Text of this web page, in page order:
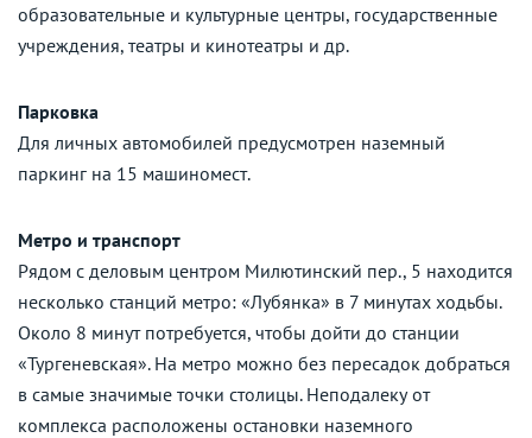
образовательные и культурные центры, государственные
учреждения, театры и кинотеатры и др.
Парковка
Для личных автомобилей предусмотрен наземный
паркинг на 15 машиномест.
Метро и транспорт
Рядом с деловым центром Милютинский пер., 5 находится
несколько станций метро: «Лубянка» в 7 минутах ходьбы.
Около 8 минут потребуется, чтобы дойти до станции
«Тургеневская». На метро можно без пересадок добраться
в самые значимые точки столицы. Неподалеку от
комплекса расположены остановки наземного